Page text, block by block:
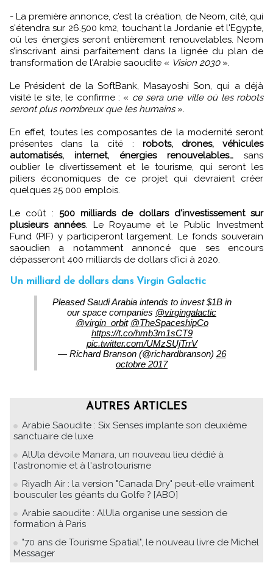
- La première annonce, c’est la création, de Neom, cité, qui
s'étendra sur 26.500 km2, touchant la Jordanie et l'Egypte,
où les énergies seront entièrement renouvelables. Neom
s’inscrivant ainsi parfaitement dans la lignée du plan de
transformation de l'Arabie saoudite « Vision 2030».
Le Président de la SoftBank, Masayoshi Son, qui a déjà
visité le site, le confirme : « ce sera une ville où les robots
seront plus nombreux que les humains».
En effet, toutes les composantes de la modernité seront
présentes dans la cité : robots, drones, véhicules
automatisés, internet, énergies renouvelables… sans
oublier le divertissement et le tourisme, qui seront les
piliers économiques de ce projet qui devraient créer
quelques 25 000 emplois.
Le coût : 500 milliards de dollars d'investissement sur
plusieurs années. Le Royaume et le Public Investment
Fund (PIF) y participeront largement. Le fonds souverain
saoudien a notamment annoncé que ses encours
dépasseront 400 milliards de dollars d'ici à 2020.
Un milliard de dollars dans Virgin Galactic
Pleased Saudi Arabia intends to invest $1B in
our space companies @virgingalactic
@virgin_orbit @TheSpaceshipCo
https://t.co/hmb3m1sCT9
pic.twitter.com/UMzSUjTrrV
— Richard Branson (@richardbranson) 26
octobre 2017
AUTRES ARTICLES
Arabie Saoudite : Six Senses implante son deuxième
sanctuaire de luxe
AlUla dévoile Manara, un nouveau lieu dédié à
l'astronomie et à l'astrotourisme
Riyadh Air : la version "Canada Dry" peut-elle vraiment
bousculer les géants du Golfe ? [ABO]
Arabie saoudite : AlUla organise une session de
formation à Paris
"70 ans de Tourisme Spatial", le nouveau livre de Michel
Messager